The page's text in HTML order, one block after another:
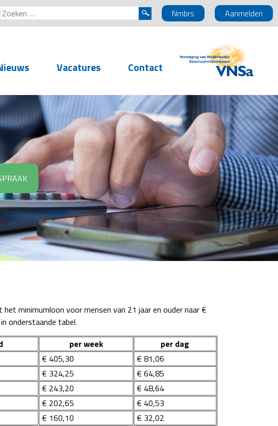
Aanmelden
Nmbrs
Zoeken
naar:
Vacatures Contact
minimumloon voor mensen van 21 jaar en ouder naar €
onderstaande tabel.
per week
per dag
€ 405,30
€ 81,06
€ 324,25
€ 64,85
€ 243,20
€ 48,64
€ 202,65
€ 40,53
€ 160,10
€ 32,02